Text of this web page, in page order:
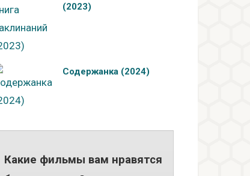
(2023)
Содержанка (2024)
Какие фильмы вам нравятся